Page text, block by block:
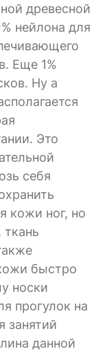
древесной
нейлона для
Еще 1%
Ну а
Это
себя
кожи ног, но
быстро
носки
прогулок на
занятий
данной